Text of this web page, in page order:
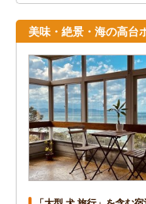
美味・絶景・海の高台